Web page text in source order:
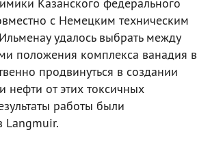
с Немецким техническим
удалось выбрать между
положения комплекса ванадия в
продвинуться в создании
нефти от этих токсичных
работы были
Langmuir.